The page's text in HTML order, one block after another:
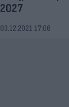
2027
03.12.2021 17:06